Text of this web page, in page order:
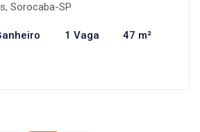
Sorocaba-SP
1 Vaga 47 m²